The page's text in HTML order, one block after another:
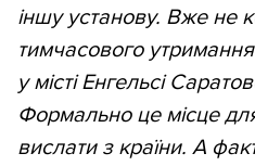
іншу установу. Вже не
тимчасового
у місті Енгельсі
Формально це місце
вислати з країни. А